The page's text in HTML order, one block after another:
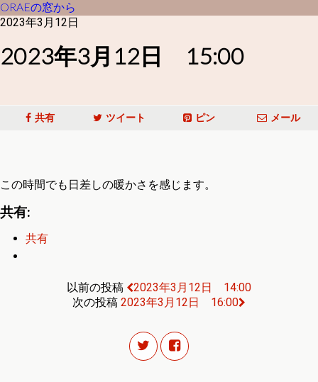
ORAEの窓から
2023年3月12日
2023年3月12日 15:00
共有 ツイート ピン メール
この時間でも日差しの暖かさを感じます。
共有:
共有
以前の投稿
2023年3月12日 14:00
次の投稿 2023年3月12日 16:00